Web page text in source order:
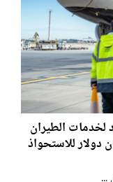
لخدمات الطيران
خلال صفقة بقيمة 305 مليون دولار للاستحواذ